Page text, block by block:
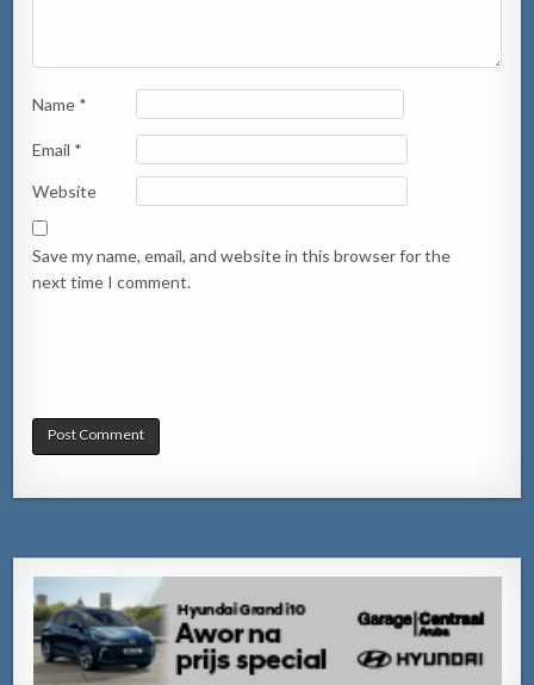
Name *
Email *
Website
Save my name, email, and website in this browser for the
next time I comment.